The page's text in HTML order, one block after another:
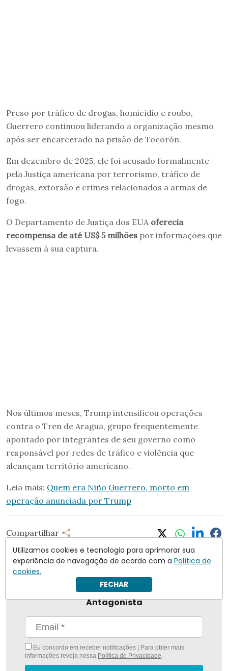
Preso por tráfico de drogas, homicídio e roubo,
Guerrero continuou liderando a organização mesmo
após ser encarcerado na prisão de Tocorón.
Em dezembro de 2025, ele foi acusado formalmente
pela Justiça americana por terrorismo, tráfico de
drogas, extorsão e crimes relacionados a armas de
fogo.
O Departamento de Justiça dos EUA oferecia
recompensa de até US$ 5 milhões por informações que
levassem à sua captura.
Nos últimos meses, Trump intensificou operações
contra o Tren de Aragua, grupo frequentemente
apontado por integrantes de seu governo como
responsável por redes de tráfico e violência que
alcançam território americano.
Leia mais: Quem era Niño Guerrero, morto em
operação anunciada por Trump
Compartilhar
Nunca foi tão fácil ficar bem informado com
Antagonista
Eu concordo em receber notificações | Para obter mais
informações reveja nossa Política de Privacidade.
Utilizamos cookies e tecnologia para aprimorar sua
experiência de navegação de acordo com a Política de
cookies.
FECHAR